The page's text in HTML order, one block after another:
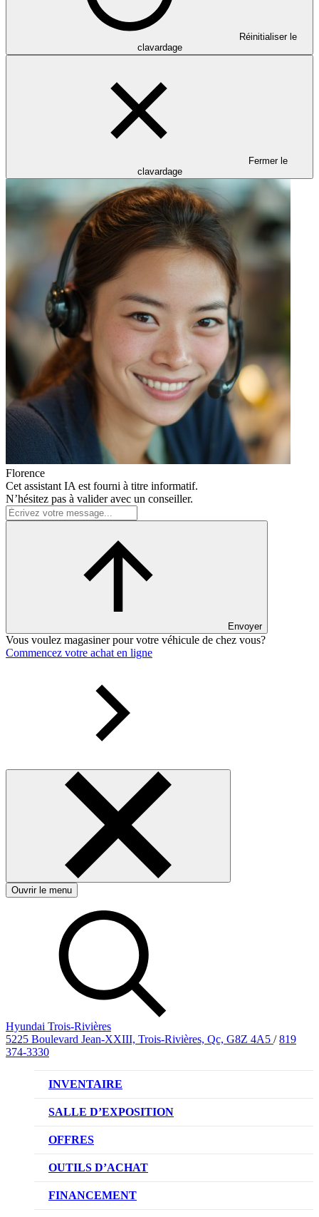
Réinitialiser le
clavardage
Fermer le
clavardage
Florence
Cet assistant IA est fourni à titre informatif.
N’hésitez pas à valider avec un conseiller.
Envoyer
Vous voulez magasiner pour votre véhicule de chez vous?
Commencez votre achat en ligne
Ouvrir le menu
Hyundai Trois-Rivières
5225 Boulevard Jean-XXIII, Trois-Rivières, Qc, G8Z 4A5 / 819
374-3330
INVENTAIRE
VÉHICULES NEUFS
VÉHICULES D’OCCASION
SALLE D’EXPOSITION
OFFRES
OFFRE DE VÉHICULES NEUFS
OFFRES DU CONCESSIONNAIRE
OUTILS D’ACHAT
CL!QUEZ ET ACHETEZ HYUNDAI
FINANCEMENT